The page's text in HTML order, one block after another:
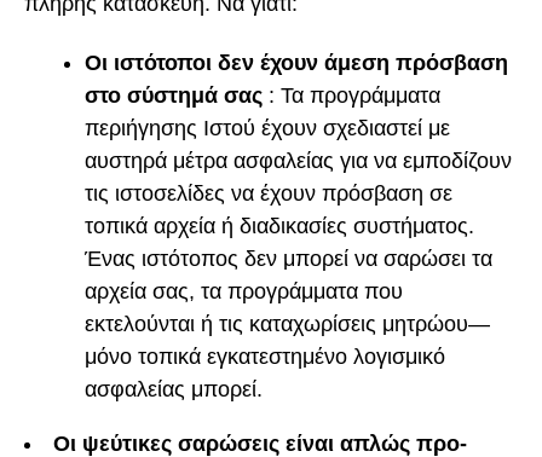
Οι ιστότοποι δεν έχουν άμεση πρόσβαση
στο σύστημά σας : Τα προγράμματα
περιήγησης Ιστού έχουν σχεδιαστεί με
αυστηρά μέτρα ασφαλείας για να εμποδίζουν
τις ιστοσελίδες να έχουν πρόσβαση σε
τοπικά αρχεία ή διαδικασίες συστήματος.
Ένας ιστότοπος δεν μπορεί να σαρώσει τα
αρχεία σας, τα προγράμματα που
εκτελούνται ή τις καταχωρίσεις μητρώου—
μόνο τοπικά εγκατεστημένο λογισμικό
ασφαλείας μπορεί.
Οι ψεύτικες σαρώσεις είναι απλώς προ-